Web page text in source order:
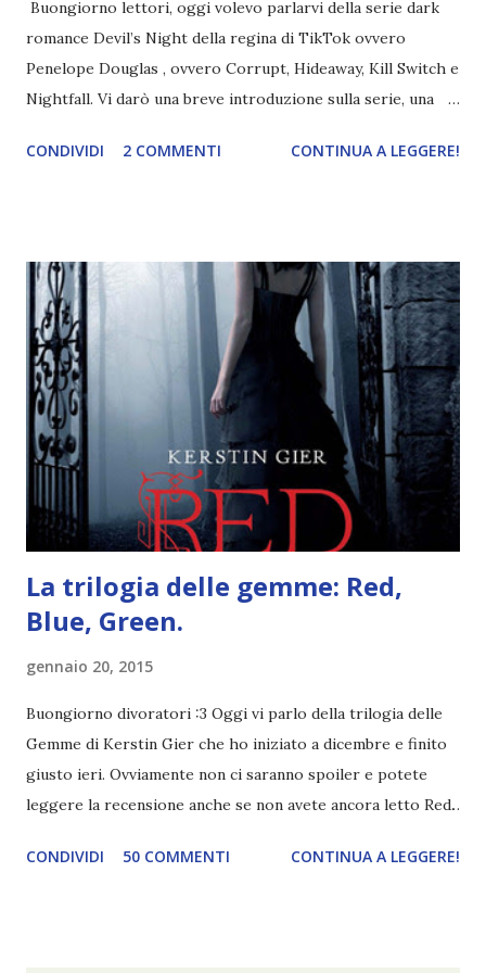
Buongiorno lettori, oggi volevo parlarvi della serie dark
romance Devil’s Night della regina di TikTok ovvero
Penelope Douglas , ovvero Corrupt, Hideaway, Kill Switch e
Nightfall. Vi darò una breve introduzione sulla serie, una
e anche un breve commento sui libri singoli. I libri sono in
grande (Devil's Night 1#) Autrice : Penelope Douglas
Pagine: 448 Editore: Newton Compton Editori
Pubblicazione: 10 Gennaio 2023 Traduttore: Laura Lancini
Trama: “Si chiama Michael Crist. È il fratello maggiore del
mio ragazzo ed è come quei film dell'orrore che guardi
coprendoti gli occhi. È bellissimo, forte, e assolutamente
terrificante. Non mi vede neppure. Ma io l'ho notato. L'ho
visto, l'ho sentito. Le cose che ha fatto, i misfatti ch...
CONDIVIDI 2 COMMENTI CONTINUA A LEGGERE!
La trilogia delle gemme: Red,
Blue, Green.
gennaio 20, 2015
Buongiorno divoratori :3 Oggi vi parlo della trilogia delle
Gemme di Kerstin Gier che ho iniziato a dicembre e finito
giusto ieri. Ovviamente non ci saranno spoiler e potete
leggere la recensione anche se non avete ancora letto Red.
Green sono state delle letture molto piacevoli ma non
CONDIVIDI 50 COMMENTI CONTINUA A LEGGERE!